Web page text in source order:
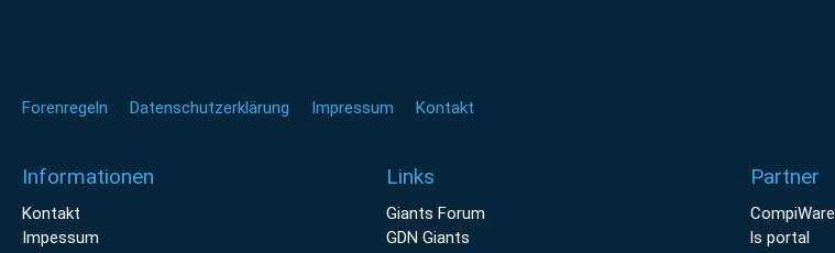
Forenregeln Datenschutzerklärung Impressum Kontakt
Informationen
Kontakt
Impessum
Links
Giants Forum
GDN Giants
Partner
CompiWare
ls portal